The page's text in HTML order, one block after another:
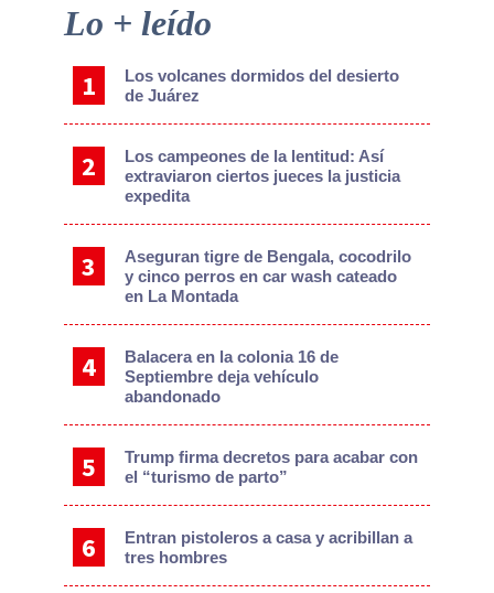
Primary
Lo + leído
Los volcanes dormidos del desierto
de Juárez
Los campeones de la lentitud: Así
extraviaron ciertos jueces la justicia
expedita
Aseguran tigre de Bengala, cocodrilo
y cinco perros en car wash cateado
en La Montada
Balacera en la colonia 16 de
Septiembre deja vehículo
abandonado
Trump firma decretos para acabar con
el “turismo de parto”
Entran pistoleros a casa y acribillan a
tres hombres